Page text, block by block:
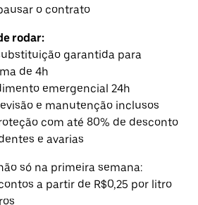
o contrato
rodar:
garantida para
de 4h
emergencial 24h
e manutenção inclusos
com até 80% de desconto
e avarias
só na primeira semana:
a partir de R$0,25 por litro